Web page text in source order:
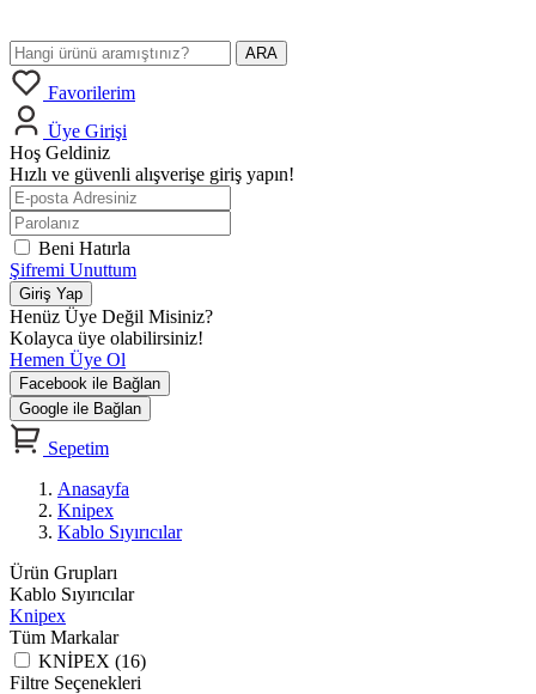
ARA
Favorilerim
Üye Girişi
Hoş Geldiniz
Hızlı ve güvenli alışverişe giriş yapın!
Beni Hatırla
Şifremi Unuttum
Giriş Yap
Henüz Üye Değil Misiniz?
Kolayca üye olabilirsiniz!
Hemen Üye Ol
Facebook ile Bağlan
Google ile Bağlan
Sepetim
Anasayfa
Knipex
Kablo Sıyırıcılar
Ürün Grupları
Kablo Sıyırıcılar
Knipex
Tüm Markalar
KNİPEX (16)
Filtre Seçenekleri